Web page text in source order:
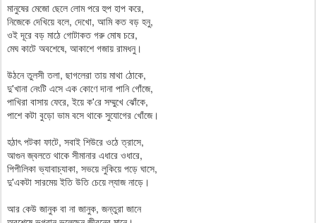
মানুষের মেজো ছেলে লোম পরে হুপ হাপ করে,
নিজেকে দেখিয়ে বলে, দেখো, আমি কত বড় হনু,
ওই দূরে বড় মাঠে গোটাকত গরু মোষ চরে,
মেঘ কাটে অবশেষে, আকাশে গজায় রামধনু।
উঠনে তুলসী তলা, ছাগলেরা তায় মাথা ঠোকে,
দু'খানা নেংটি এসে এক কোণে দানা পানি গোঁজে,
পাখিরা বাসায় ফেরে, ইয়ে ক'রে সম্মুখে ঝোঁকে,
পাশে কটা বুড়ো ভাম বসে থাকে সুযোগের খোঁজে।
হঠাৎ পটকা ফাটে, সবাই শিউরে ওঠে ত্রাসে,
আগুন জ্বলতে থাকে সীমানার এধারে ওধারে,
পিপীলিকা ভ্যাবাচ্যাকা, সভয়ে লুকিয়ে পড়ে ঘাসে,
দু'একটা সারমেয় ইতি উতি চেয়ে ল্যাজ নাড়ে।
আর কেউ জানুক বা না জানুক, জন্তুরা জানে